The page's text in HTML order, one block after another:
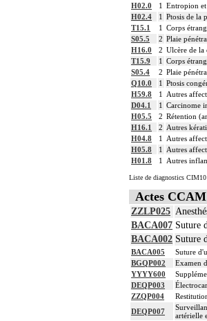
H02.0
1 Entropion
H02.4
1 Ptosis de la
T15.1
1 Corps
S05.5
2 Plaie
H16.0
2 Ulcère de la
T15.9
1 Corps
S05.4
2 Plaie
Q10.0
1 Ptosis
H59.8
1
Autres
D04.1
1 Carcinome
H05.5
2 Rétention
H16.1
2 Autres
H04.8
1
Autres
H05.8
1
Autres
H01.8
1 Autres
Liste de diagnostics
Actes
ZZLP025
BACA007 Suture
BACA002 Suture
BACA005
Suture
BGQP002
Examen
YYYY600
DEQP003
ZZQP004
DEQP007
artérielle